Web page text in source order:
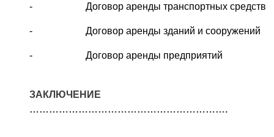
- Договор аренды транспортных средств
- Договор аренды зданий и сооружений
- Договор аренды предприятий
ЗАКЛЮЧЕНИЕ
…………………………………………………….